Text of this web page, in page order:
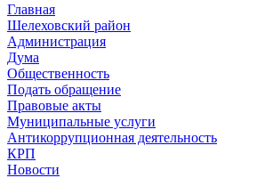
Главная
Шелеховский район
Администрация
Дума
Общественность
Подать обращение
Правовые акты
Муниципальные услуги
Антикоррупционная деятельность
КРП
Новости